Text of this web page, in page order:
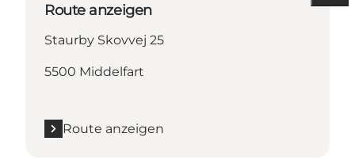
Route anzeigen
Staurby Skovvej 25
5500 Middelfart
Route anzeigen